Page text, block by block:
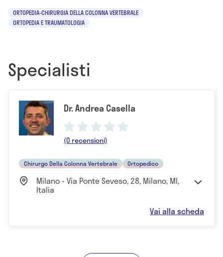
ORTOPEDIA-CHIRURGIA DELLA COLONNA VERTEBRALE
ORTOPEDIA E TRAUMATOLOGIA
Specialisti
Dr. Andrea Casella
(0 recensioni)
Chirurgo Della Colonna Vertebrale Ortopedico
Milano - Via Ponte Seveso, 28, Milano, MI,
Italia
Vai alla scheda